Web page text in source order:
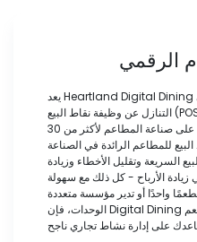
الرقمي
يعد Heartland Digital Dining دليلًا على أنك لست مضطرًا إلى
التنازل عن وظيفة نقاط البيع (POS) عند اختيار نظام نقاط البيع سهل
الاستخدام. لقد ركزنا بشكل فردي على صناعة المطاعم لأكثر من 30
للمطاعم الرائدة في الصناعة
السريعة وتقليل الأخطاء وزيادة
زيادة الأرباح - كل ذلك مع سهولة
واحدًا أو تدير مؤسسة متعددة
الوحدات، فإن Digital Dining لديه حل برنامج نقاط البيع للمطعم